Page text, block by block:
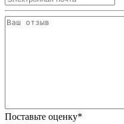
Поставьте оценку*